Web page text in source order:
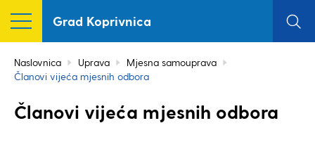
Grad Koprivnica
Naslovnica Uprava
Mjesna samouprava
Članovi vijeća mjesnih odbora
Članovi vijeća mjesnih odbora